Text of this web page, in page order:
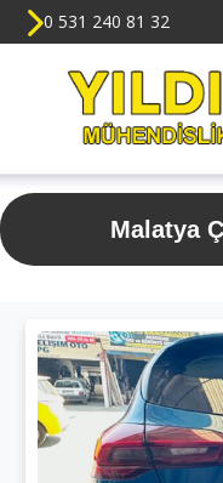
0 531 240 81 32
Malatya